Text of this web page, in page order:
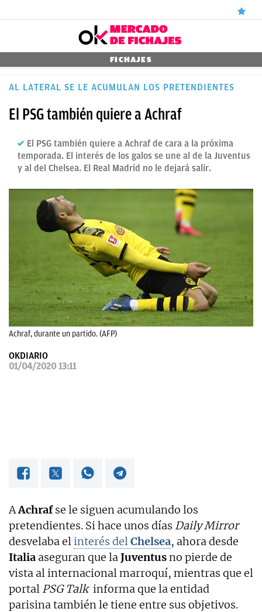
BALONCESTO
CANTERA
FICHAJES
DIRECTO
FEMENINO
OKDIARIO
FICHAJES
AL LATERAL SE LE ACUMULAN LOS PRETENDIENTES
El PSG también quiere a Achraf
El PSG también quiere a Achraf de cara a la próxima
temporada. El interés de los galos se une al de la Juventus
y al del Chelsea. El Real Madrid no le dejará salir.
Achraf, durante un partido. (AFP)
OKDIARIO
01/04/2020 13:11
AAchrafse le siguen acumulando los
pretendientes. Si hace unos días Daily Mirror
desvelaba elinterés delChelsea, ahora desde
Italia aseguran que laJuventusno pierde de
vista al internacional marroquí, mientras que el
portal PSG Talk informa que la entidad
parisina también le tiene entre sus objetivos.